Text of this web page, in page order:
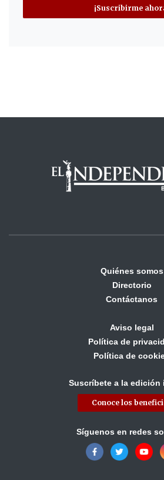
¡Suscribirme
Quiénes somos
Directorio
Contáctanos
Aviso legal
Política de
Política de
Suscríbete a la edición
Conoce los
Síguenos en redes